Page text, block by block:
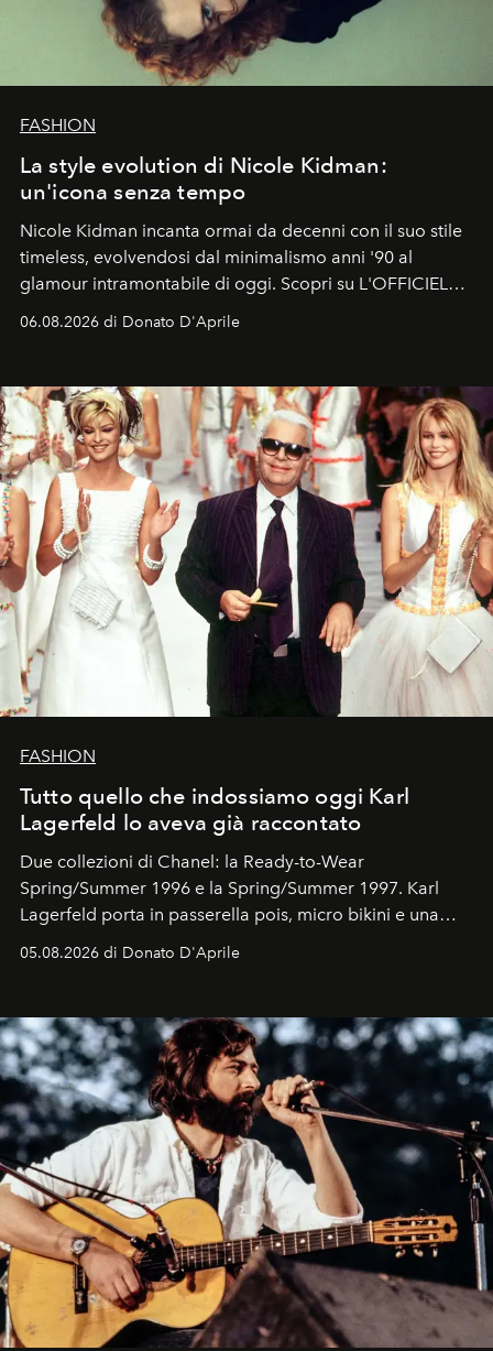
FASHION
La style evolution di Nicole Kidman:
un'icona senza tempo
Nicole Kidman incanta ormai da decenni con il suo stile
timeless, evolvendosi dal minimalismo anni '90 al
glamour intramontabile di oggi. Scopri su L'OFFICIEL
Italia la sua style evolution.
06.08.2026 di Donato D'Aprile
FASHION
Tutto quello che indossiamo oggi Karl
Lagerfeld lo aveva già raccontato
Due collezioni di Chanel: la Ready-to-Wear
Spring/Summer 1996 e la Spring/Summer 1997. Karl
Lagerfeld porta in passerella pois, micro bikini e una
logomania pensata per la spiaggia
Kate, Claudia e Carla una dietro l'altra. Trent'anni dopo,
uno dei documenti più contemporanei che abbiamo.
05.08.2026 di Donato D'Aprile